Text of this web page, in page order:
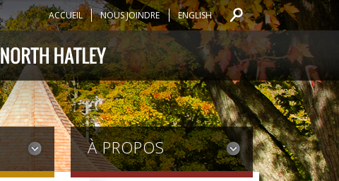
ACCUEIL NOUS JOINDRE ENGLISH
À PROPOS